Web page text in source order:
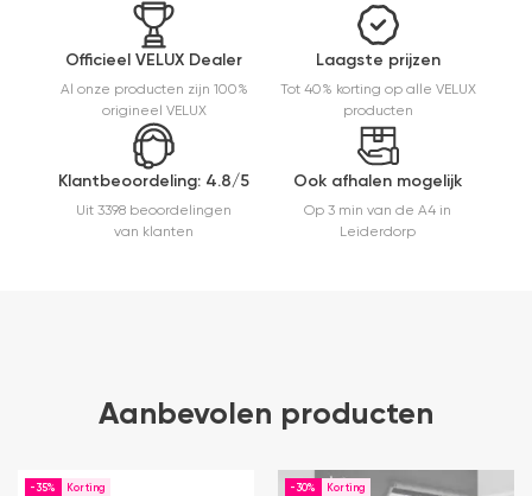
Officieel VELUX Dealer
Al onze producten zijn 100%
origineel VELUX
Laagste prijzen
Tot 40% korting op alle VELUX
producten
Klantbeoordeling: 4.8/5
Uit 3398 beoordelingen
van klanten
Ook afhalen mogelijk
Op 3 min van de A4 in
Leiderdorp
Aanbevolen producten
-35% -30%